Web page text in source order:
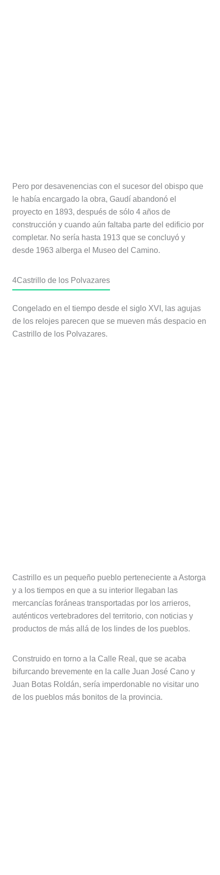
Pero por desavenencias con el sucesor del obispo que
proyecto en 1893, después de sólo 4 años de
construcción y cuando aún faltaba parte del edificio por
completar. No sería hasta 1913 que se concluyó y
Castrillo es un pequeño pueblo perteneciente a Astorga
mercancías foráneas transportadas por los arrieros,
productos de más allá de los lindes de los pueblos.
Construido en torno a la Calle Real, que se acaba
bifurcando brevemente en la calle Juan José Cano y